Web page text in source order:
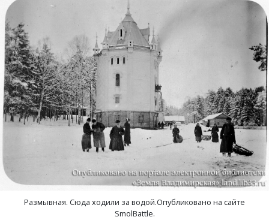
Размывная. Сюда ходили за водой.Опубликовано на сайте
SmolBattle.